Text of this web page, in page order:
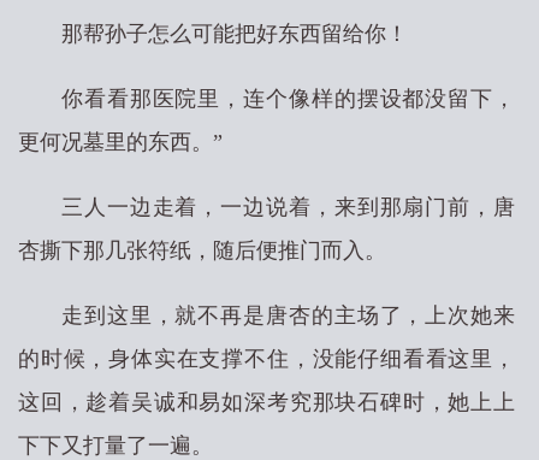
那帮孙子怎么可能把好东西留给你！
你看看那医院里，连个像样的摆设都没留下，
更何况墓里的东西。”
三人一边走着，一边说着，来到那扇门前，唐
杏撕下那几张符纸，随后便推门而入。
走到这里，就不再是唐杏的主场了，上次她来
的时候，身体实在支撑不住，没能仔细看看这里，
这回，趁着吴诚和易如深考究那块石碑时，她上上
下下又打量了一遍。